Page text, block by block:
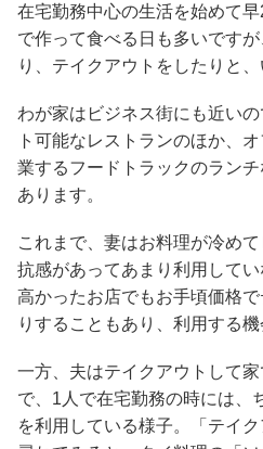
在宅勤務中心の生活を始めて
で作って食べる日も多いです
り、テイクアウトをしたりと
わが家はビジネス街にも近い
ト可能なレストランのほか、
業するフードトラックのラン
あります。
これまで、妻はお料理が冷め
抗感があってあまり利用して
高かったお店でもお手頃価格
りすることもあり、利用する機
一方、夫はテイクアウトして
で、1人で在宅勤務の時には、
を利用している様子。「テイ